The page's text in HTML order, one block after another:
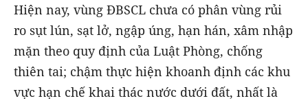
Hiện nay, vùng ĐBSCL chưa có phân vùng rủi
ro sụt lún, sạt lở, ngập úng, hạn hán, xâm nhập
mặn theo quy định của Luật Phòng, chống
thiên tai; chậm thực hiện khoanh định các khu
vực hạn chế khai thác nước dưới đất, nhất là